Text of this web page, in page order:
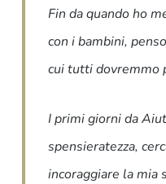
Fin da quando ho
con i bambini,
cui tutti dovremmo
I primi giorni da
spensieratezza,
incoraggiare la mia